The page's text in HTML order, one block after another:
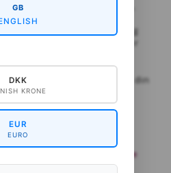
for hvis der er fejl i den,
med ordene ”Hent:”, og
som du skal klikke på for
sig som en bjælke
du vil kunne finde den i din
opskriften på mobil
på pc.
en konto til at købe
GB
DKK
KRONE
EUR
EURO